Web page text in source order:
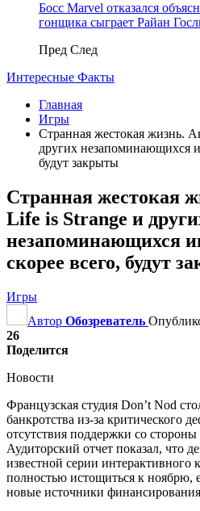
Босс Marvel отказался
гонщика сыграет Райан
Пред След
Интересные Факты
Главная
Игры
Странная жестокая жизнь.
других незапоминающихся
будут закрыты
Странная жестокая
Life is Strange и
незапоминающихся
скорее всего, будут
Игры
Автор Обозреватель
26
Поделится
Новости
Французская студия Don’t Nod
банкротства из-за критического
отсутствия поддержки со
Аудиторский отчет показал, что
известной серии интерактивного
полностью истощиться к ноябрю,
новые источники